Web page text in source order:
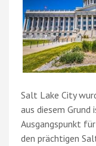
Salt Lake City
aus diesem Grund
Ausgangspunkt
den prächtigen